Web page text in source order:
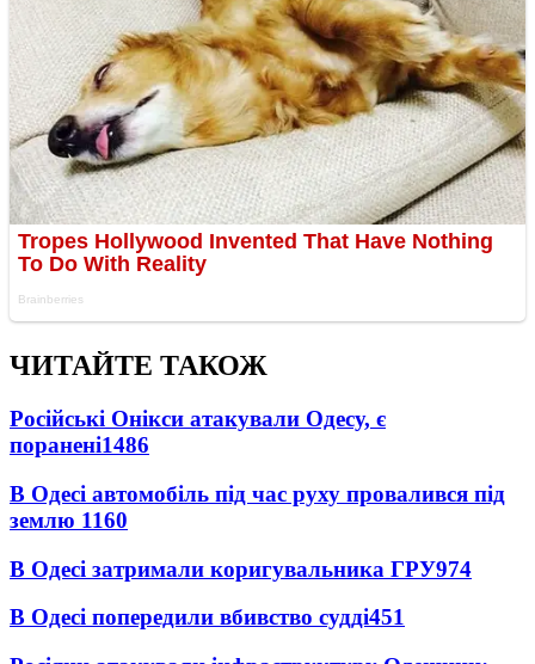
ЧИТАЙТЕ ТАКОЖ
Російські Онікси атакували Одесу, є
поранені1486
В Одесі автомобіль під час руху провалився під
землю 1160
В Одесі затримали коригувальника ГРУ974
В Одесі попередили вбивство судді451